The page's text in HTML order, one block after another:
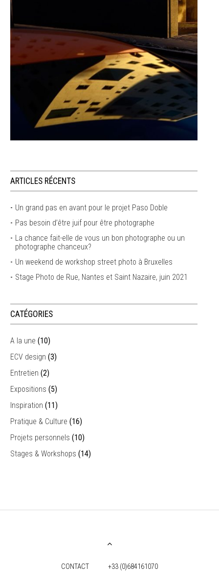
ARTICLES RÉCENTS
Un grand pas en avant pour le projet Paso Doble
Pas besoin d’être juif pour être photographe
La chance fait-elle de vous un bon photographe ou un
photographe chanceux?
Un weekend de workshop street photo à Bruxelles
Stage Photo de Rue, Nantes et Saint Nazaire, juin 2021
CATÉGORIES
A la une (10)
ECV design (3)
Entretien (2)
Expositions (5)
Inspiration (11)
Pratique & Culture (16)
Projets personnels (10)
Stages & Workshops (14)
CONTACT +33 (0)684161070